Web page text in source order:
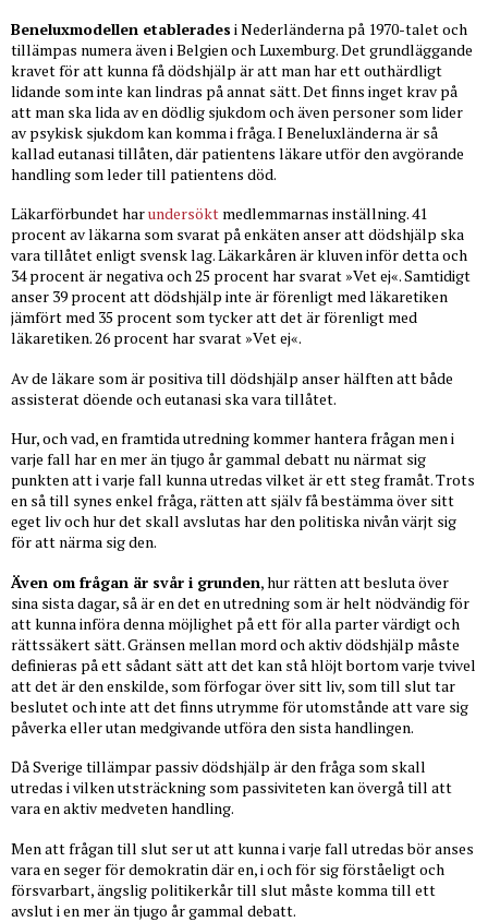
Beneluxmodellen etablerades i Nederländerna på 1970-talet och
tillämpas numera även i Belgien och Luxemburg. Det grundläggande
kravet för att kunna få dödshjälp är att man har ett outhärdligt
lidande som inte kan lindras på annat sätt. Det finns inget krav på
att man ska lida av en dödlig sjukdom och även personer som lider
av psykisk sjukdom kan komma i fråga. I Beneluxländerna är så
kallad eutanasi tillåten, där patientens läkare utför den avgörande
handling som leder till patientens död.
Läkarförbundet harundersökt medlemmarnas inställning. 41
procent av läkarna som svarat på enkäten anser att dödshjälp ska
vara tillåtet enligt svensk lag. Läkarkåren är kluven inför detta och
34 procent är negativa och 25 procent har svarat »Vet ej«. Samtidigt
anser 39 procent att dödshjälp inte är förenligt med läkaretiken
jämfört med 35 procent som tycker att det är förenligt med
läkaretiken. 26 procent har svarat »Vet ej«.
Av de läkare som är positiva till dödshjälp anser hälften att både
assisterat döende och eutanasi ska vara tillåtet.
Hur, och vad, en framtida utredning kommer hantera frågan men i
varje fall har en mer än tjugo år gammal debatt nu närmat sig
punkten att i varje fall kunna utredas vilket är ett steg framåt. Trots
en så till synes enkel fråga, rätten att själv få bestämma över sitt
eget liv och hur det skall avslutas har den politiska nivån värjt sig
för att närma sig den.
Även om frågan är svår i grunden, hur rätten att besluta över
sina sista dagar, så är en det en utredning som är helt nödvändig för
att kunna införa denna möjlighet på ett för alla parter värdigt och
rättssäkert sätt. Gränsen mellan mord och aktiv dödshjälp måste
definieras på ett sådant sätt att det kan stå hlöjt bortom varje tvivel
att det är den enskilde, som förfogar över sitt liv, som till slut tar
beslutet och inte att det finns utrymme för utomstånde att vare sig
påverka eller utan medgivande utföra den sista handlingen.
Då Sverige tillämpar passiv dödshjälp är den fråga som skall
utredas i vilken utsträckning som passiviteten kan övergå till att
vara en aktiv medveten handling.
Men att frågan till slut ser ut att kunna i varje fall utredas bör anses
vara en seger för demokratin där en, i och för sig förståeligt och
försvarbart, ängslig politikerkår till slut måste komma till ett
avslut i en mer än tjugo år gammal debatt.